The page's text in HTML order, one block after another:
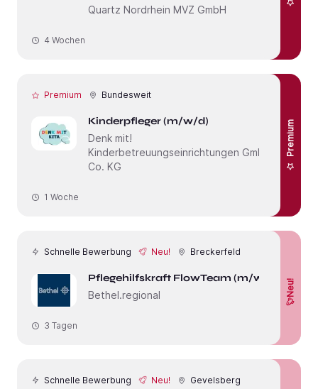
Quartz Nordrhein MVZ GmbH
4 Wochen
Premium Bundesweit
Kinderpfleger (m/w/d)
Denk mit!
Kinderbetreuungseinrichtungen GmbH &
Co. KG
Premium
1 Woche
Schnelle Bewerbung Neu! Breckerfeld
Pflegehilfskraft FlowTeam (m/w/d)
Bethel.regional
Neu!
3 Tagen
Schnelle Bewerbung Neu! Gevelsberg